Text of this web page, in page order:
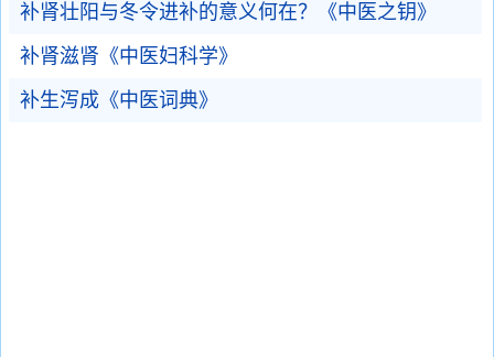
补肾壮阳与冬令进补的意义何在？《中医之钥》
补肾滋肾《中医妇科学》
补生泻成《中医词典》